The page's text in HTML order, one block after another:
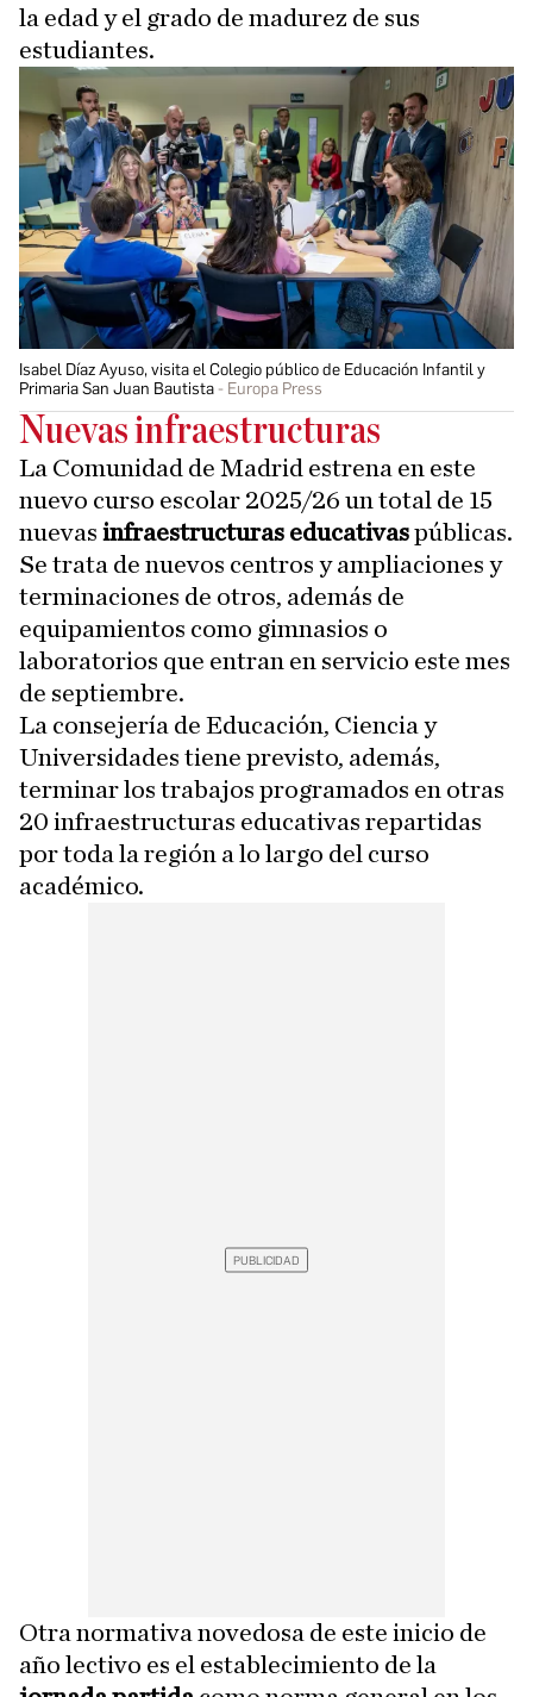
la edad y el grado de madurez de sus
estudiantes.
Isabel Díaz Ayuso, visita el Colegio público de Educación Infantil y
Primaria San Juan Bautista
Europa Press
Nuevas infraestructuras
La Comunidad de Madrid estrena en este
nuevo curso escolar 2025/26 un total de 15
nuevas infraestructuras educativaspúblicas.
Se trata de nuevos centros y ampliaciones y
terminaciones de otros, además de
equipamientos como gimnasios o
laboratorios que entran en servicio este mes
de septiembre.
La consejería de Educación, Ciencia y
Universidades tiene previsto, además,
terminar los trabajos programados en otras
20 infraestructuras educativas repartidas
por toda la región a lo largo del curso
académico.
Otra normativa novedosa de este inicio de
año lectivo es el establecimiento de la